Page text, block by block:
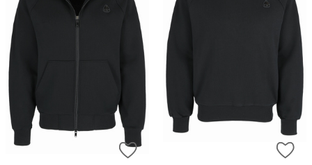
ZUR WUNSCHLISTE HINZUFÜGEN